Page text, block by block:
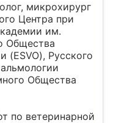
микрохирург
Центра при
им.
Общества
(ESVO), Русского
Общества
по ветеринарной